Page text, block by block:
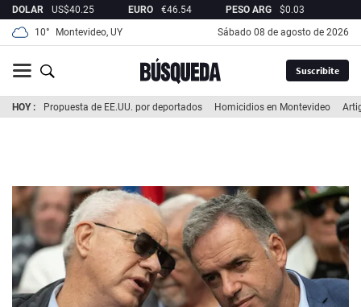
DOLAR US$40.25 EURO €46.54 PESO ARG $0.03
10°
Montevideo, UY sábado 08 de agosto de 2026
Suscribite
HOY Propuesta de EE.UU. por deportados Homicidios en Montevideo